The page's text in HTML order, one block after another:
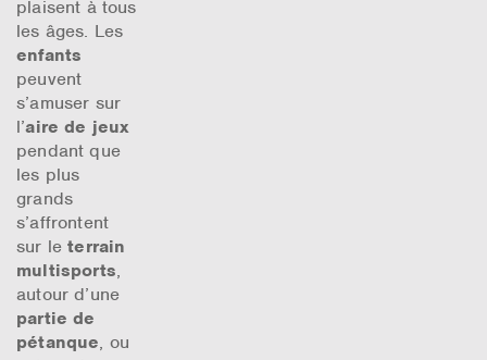
plaisent à tous
les âges. Les
enfants
peuvent
s’amuser sur
l’aire de jeux
pendant que
les plus
grands
s’affrontent
sur leterrain
multisports,
autour d’une
partie de
pétanque, ou